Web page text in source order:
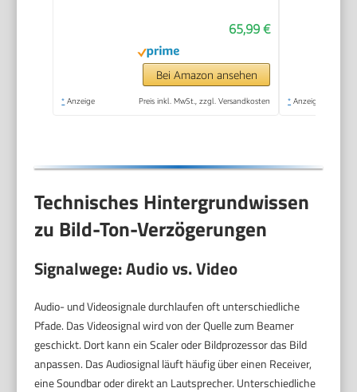
65,99 €
Bei Amazon ansehen
* Anzeige Preis inkl. MwSt., zzgl. Versandkosten * Anzeige
Technisches Hintergrundwissen
zu Bild-Ton-Verzögerungen
Signalwege: Audio vs. Video
Audio- und Videosignale durchlaufen oft unterschiedliche
Pfade. Das Videosignal wird von der Quelle zum Beamer
geschickt. Dort kann ein Scaler oder Bildprozessor das Bild
anpassen. Das Audiosignal läuft häufig über einen Receiver,
eine Soundbar oder direkt an Lautsprecher. Unterschiedliche